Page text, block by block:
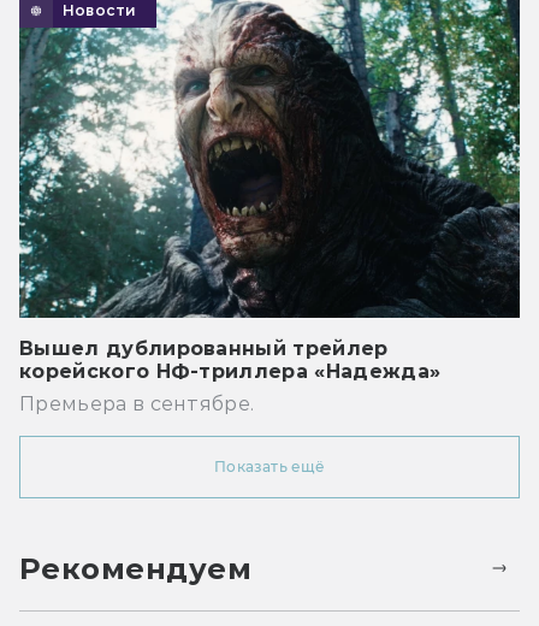
Новости
Вышел дублированный трейлер
корейского НФ-триллера «Надежда»
Премьера в сентябре.
Показать ещё
Рекомендуем